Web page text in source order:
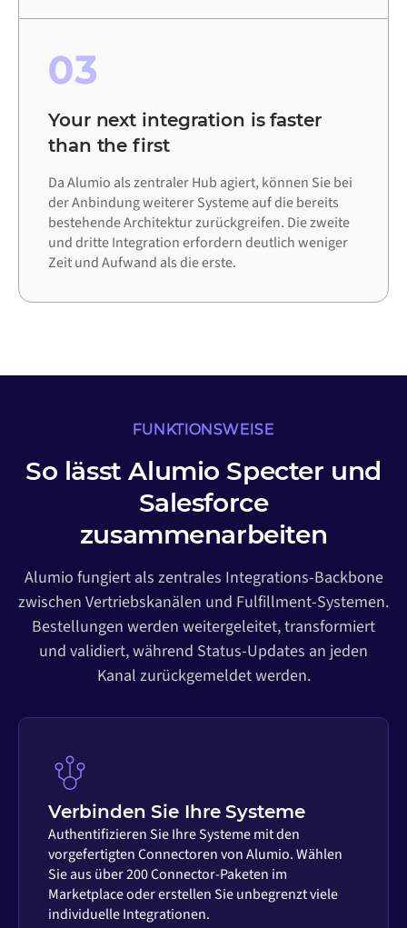
03
Your next integration is faster
than the first
Da Alumio als zentraler Hub agiert, können Sie bei
der Anbindung weiterer Systeme auf die bereits
bestehende Architektur zurückgreifen. Die zweite
und dritte Integration erfordern deutlich weniger
Zeit und Aufwand als die erste.
FUNKTIONSWEISE
So lässt Alumio Specter und
Salesforce
zusammenarbeiten
Alumio fungiert als zentrales Integrations-Backbone
zwischen Vertriebskanälen und Fulfillment-Systemen.
Bestellungen werden weitergeleitet, transformiert
und validiert, während Status-Updates an jeden
Kanal zurückgemeldet werden.
Verbinden Sie Ihre Systeme
Authentifizieren Sie Ihre Systeme mit den
vorgefertigten Connectoren von Alumio. Wählen
Sie aus über 200 Connector-Paketen im
Marketplace oder erstellen Sie unbegrenzt viele
individuelle Integrationen.